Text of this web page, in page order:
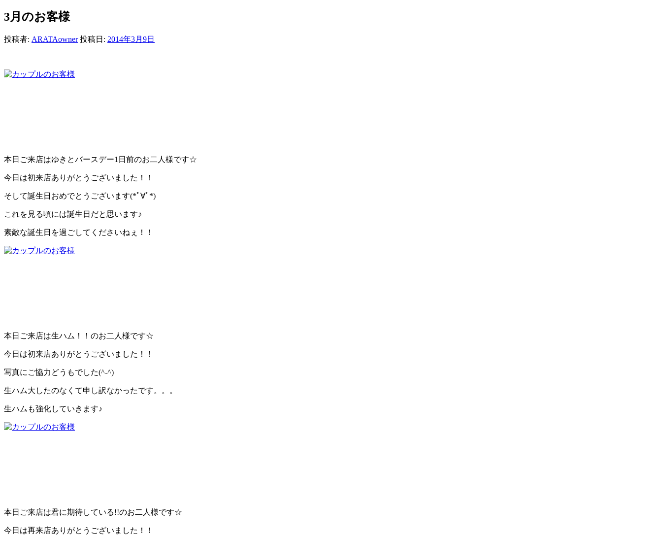
3月のお客様
投稿者: ARATAowner投稿日: 2014年3月9日
本日ご来店はゆきとバースデー1日前のお二人様です☆
今日は初来店ありがとうございました！！
そして誕生日おめでとうございます(*ﾟ∀ﾟ*)
これを見る頃には誕生日だと思います♪
素敵な誕生日を過ごしてくださいねぇ！！
本日ご来店は生ハム！！のお二人様です☆
今日は初来店ありがとうございました！！
写真にご協力どうもでした(^-^)
生ハム大したのなくて申し訳なかったです。。。
生ハムも強化していきます♪
本日ご来店は君に期待している!!のお二人様です☆
今日は再来店ありがとうございました！！